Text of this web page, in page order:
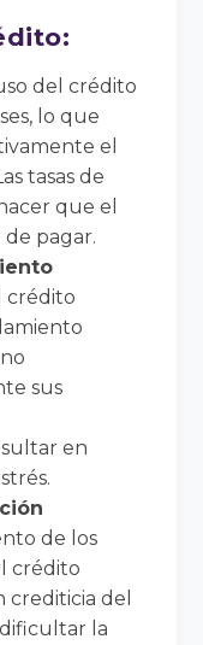
del crédito
lo que
el
tasas de
que el
de pagar.
crédito
sus
en
de los
crédito
crediticia del
la